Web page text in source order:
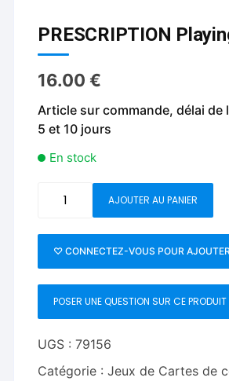
PRESCRIPTION
16.00€
Article sur commande, délai de
5 et 10 jours
En stock
Playing
Cards
AJOUTER AU PANIER
♡ CONNECTEZ-VOUS POUR
POSER UNE QUESTION SUR CE PRODUIT
UGS :79156
Catégorie :Jeux de Cartes de